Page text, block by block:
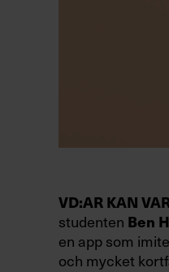
VD:AR KAN
studenten Ben
en app som
och mycket